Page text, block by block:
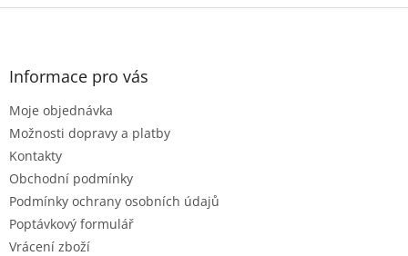
a
i
v
Z
Informace pro vás
Moje objednávka
Možnosti dopravy a platby
Kontakty
Obchodní podmínky
Podmínky ochrany osobních údajů
Poptávkový formulář
Vrácení zboží